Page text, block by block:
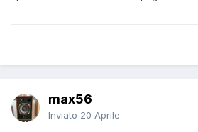
max56
Inviato 20 Aprile